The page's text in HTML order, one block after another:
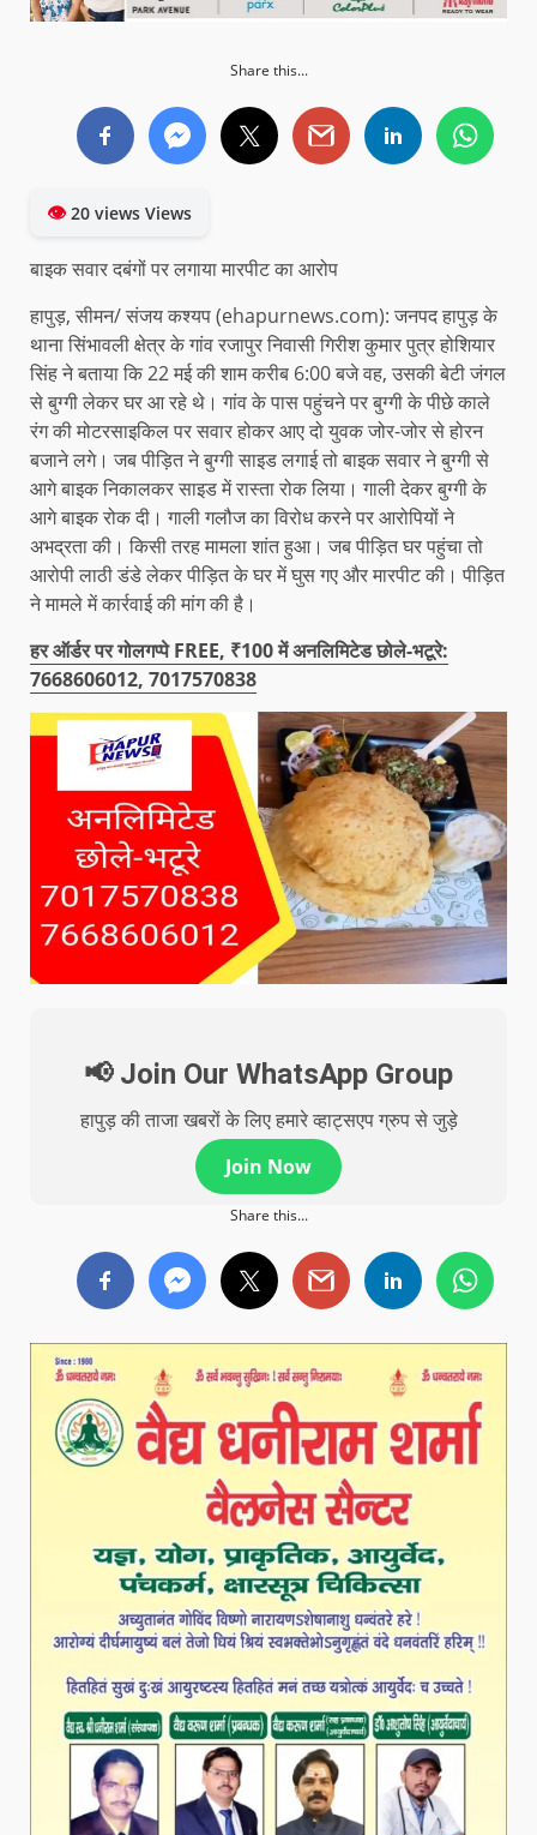
Share this...
👁20 views Views
बाइक सवार दबंगों पर लगाया मारपीट का आरोप
हापुड़, सीमन/ संजय कश्यप (ehapurnews.com): जनपद हापुड़ के
थाना सिंभावली क्षेत्र के गांव रजापुर निवासी गिरीश कुमार पुत्र होशियार
सिंह ने बताया कि 22 मई की शाम करीब 6:00 बजे वह, उसकी बेटी जंगल
से बुग्गी लेकर घर आ रहे थे। गांव के पास पहुंचने पर बुग्गी के पीछे काले
रंग की मोटरसाइकिल पर सवार होकर आए दो युवक जोर-जोर से होरन
बजाने लगे। जब पीड़ित ने बुग्गी साइड लगाई तो बाइक सवार ने बुग्गी से
आगे बाइक निकालकर साइड में रास्ता रोक लिया। गाली देकर बुग्गी के
आगे बाइक रोक दी। गाली गलौज का विरोध करने पर आरोपियों ने
अभद्रता की। किसी तरह मामला शांत हुआ। जब पीड़ित घर पहुंचा तो
आरोपी लाठी डंडे लेकर पीड़ित के घर में घुस गए और मारपीट की। पीड़ित
ने मामले में कार्रवाई की मांग की है।
हर ऑर्डर पर गोलगप्पे FREE, ₹100 में अनलिमिटेड छोले-भटूरे:
7668606012, 7017570838
📢 Join Our WhatsApp Group
हापुड़ की ताजा खबरों के लिए हमारे व्हाट्सएप ग्रुप से जुड़े
Join Now
Share this...